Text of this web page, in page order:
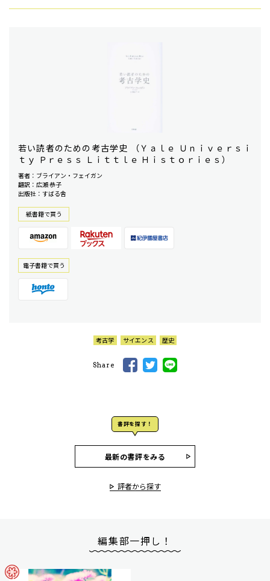
若い読者のための考古学史 （Ｙａｌｅ Ｕｎｉｖｅｒｓｉ
ｔｙ Ｐｒｅｓｓ Ｌｉｔｔｌｅ Ｈｉｓｔｏｒｉｅｓ）
著者：ブライアン・フェイガン
翻訳：広瀬 恭子
出版社：すばる舎
紙書籍で買う
電⼦書籍で買う
考古学 サイエンス 歴史
Share
書評を探す！
最新の書評をみる
評者から探す
編集部一押し！